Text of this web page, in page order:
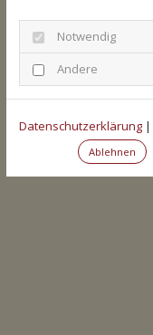
Daten werden
eigenen Servern
Notwendig
Andere
Datenschutzerklärung |
Ablehnen